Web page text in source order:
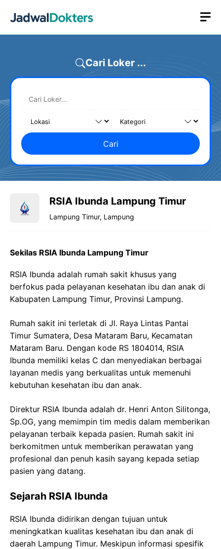
Cari Loker ...
Cari
RSIA Ibunda Lampung Timur
Lampung Timur, Lampung
Sekilas RSIA Ibunda Lampung Timur
RSIA Ibunda adalah rumah sakit khusus yang
berfokus pada pelayanan kesehatan ibu dan anak di
Kabupaten Lampung Timur, Provinsi Lampung.
Rumah sakit ini terletak di Jl. Raya Lintas Pantai
Timur Sumatera, Desa Mataram Baru, Kecamatan
Mataram Baru. Dengan kode RS 1804014, RSIA
Ibunda memiliki kelas C dan menyediakan berbagai
layanan medis yang berkualitas untuk memenuhi
kebutuhan kesehatan ibu dan anak.
Direktur RSIA Ibunda adalah dr. Henri Anton Silitonga,
Sp.OG, yang memimpin tim medis dalam memberikan
pelayanan terbaik kepada pasien. Rumah sakit ini
berkomitmen untuk memberikan perawatan yang
profesional dan penuh kasih sayang kepada setiap
pasien yang datang.
Sejarah RSIA Ibunda
RSIA Ibunda didirikan dengan tujuan untuk
meningkatkan kualitas kesehatan ibu dan anak di
daerah Lampung Timur. Meskipun informasi spesifik